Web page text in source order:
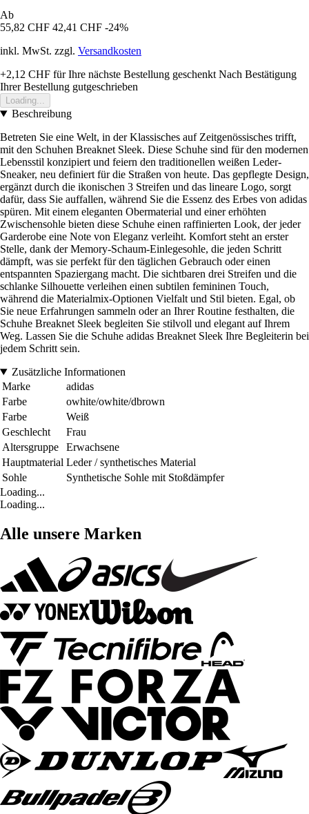
Ab
55,82 CHF 42,41 CHF -24%
inkl. MwSt. zzgl. Versandkosten
+2,12 CHF für Ihre nächste Bestellung geschenkt Nach Bestätigung
Ihrer Bestellung gutgeschrieben
Loading...
Beschreibung
Betreten Sie eine Welt, in der Klassisches auf Zeitgenössisches trifft,
mit den Schuhen Breaknet Sleek. Diese Schuhe sind für den modernen
Lebensstil konzipiert und feiern den traditionellen weißen Leder-
Sneaker, neu definiert für die Straßen von heute. Das gepflegte Design,
ergänzt durch die ikonischen 3 Streifen und das lineare Logo, sorgt
dafür, dass Sie auffallen, während Sie die Essenz des Erbes von adidas
spüren. Mit einem eleganten Obermaterial und einer erhöhten
Zwischensohle bieten diese Schuhe einen raffinierten Look, der jeder
Garderobe eine Note von Eleganz verleiht. Komfort steht an erster
Stelle, dank der Memory-Schaum-Einlegesohle, die jeden Schritt
dämpft, was sie perfekt für den täglichen Gebrauch oder einen
entspannten Spaziergang macht. Die sichtbaren drei Streifen und die
schlanke Silhouette verleihen einen subtilen femininen Touch,
während die Materialmix-Optionen Vielfalt und Stil bieten. Egal, ob
Sie neue Erfahrungen sammeln oder an Ihrer Routine festhalten, die
Schuhe Breaknet Sleek begleiten Sie stilvoll und elegant auf Ihrem
Weg. Lassen Sie die Schuhe adidas Breaknet Sleek Ihre Begleiterin bei
jedem Schritt sein.
Zusätzliche Informationen
Marke
adidas
Farbe
owhite/owhite/dbrown
Farbe
Weiß
Geschlecht
Frau
Altersgruppe
Erwachsene
Hauptmaterial Leder / synthetisches Material
Sohle
Synthetische Sohle mit Stoßdämpfer
Loading...
Loading...
Alle unsere Marken